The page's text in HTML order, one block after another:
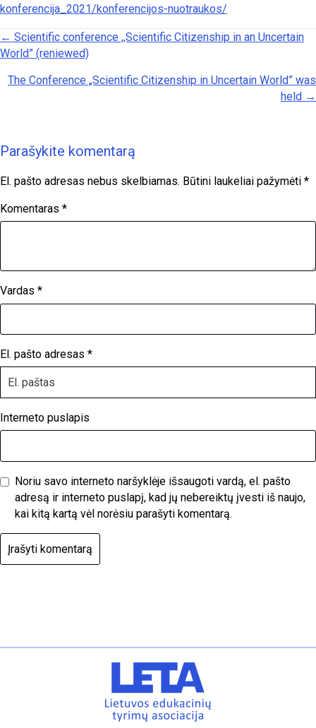
konferencija_2021/konferencijos-nuotraukos/
Posts navigation
← Scientific conference ,,Scientific Citizenship in an Uncertain
World” (reniewed)
The Conference „Scientific Citizenship in Uncertain World” was
held →
Parašykite komentarą
El. pašto adresas nebus skelbiamas. Būtini laukeliai pažymėti *
Komentaras *
Vardas *
El. pašto adresas *
Interneto puslapis
Noriu savo interneto naršyklėje išsaugoti vardą, el. pašto
adresą ir interneto puslapį, kad jų nebereiktų įvesti iš naujo,
kai kitą kartą vėl norėsiu parašyti komentarą.